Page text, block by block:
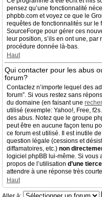
pensez qu’une fonctionnalité
phpbb.com et voyez ce que le
requêtes de fonctionnalités sur le
SourceForge pour gérer ces
leur position, s’ils en ont une,
procédure donnée là-bas.
Haut
Qui contacter pour les abus
forum?
Contactez n’importe lequel des
forum”. Si vous restez sans
du domaine (en faisant une
utilisé (exemple: Yahoo!, Free,
des abus. Notez que le groupe
peut être en aucune façon tenu
ce forum est utilisé. Il est inutile
question légale (cessions et
diffamatoires, etc.) non
logiciel phpBB lui-même. Si
propos de l’utilisation d’une
attendre à une réponse très
Haut